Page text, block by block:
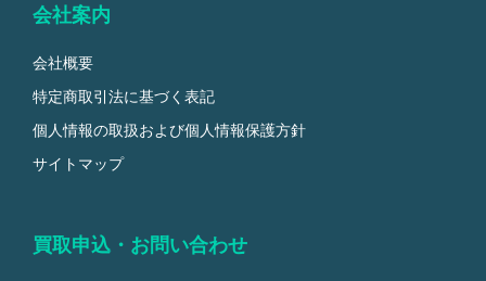
会社案内
会社概要
特定商取引法に基づく表記
個人情報の取扱および個人情報保護方針
サイトマップ
買取申込・お問い合わせ